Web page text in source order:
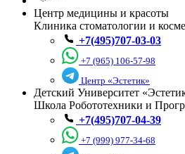
Центр медицины и красоты
Клиника стоматологии и
+7(495)707-03-03
+7 (965) 106-57-98
Центр «Эстетик»
Детский Университет
Школа Робототехники и
+7(495)707-04-39
+7 (999) 977-34-68